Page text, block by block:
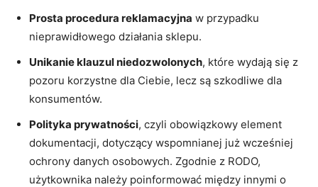
Prosta procedura reklamacyjna w przypadku
nieprawidłowego działania sklepu.
Unikanie klauzul niedozwolonych, które wydają się z
pozoru korzystne dla Ciebie, lecz są szkodliwe dla
konsumentów.
Polityka prywatności, czyli obowiązkowy element
dokumentacji, dotyczący wspomnianej już wcześniej
ochrony danych osobowych. Zgodnie z RODO,
użytkownika należy poinformować między innymi o